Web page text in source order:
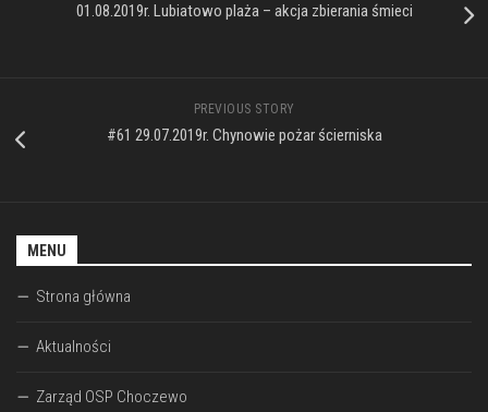
01.08.2019r. Lubiatowo plaża – akcja zbierania śmieci
PREVIOUS STORY
#61 29.07.2019r. Chynowie pożar ścierniska
MENU
Strona główna
Aktualności
Zarząd OSP Choczewo